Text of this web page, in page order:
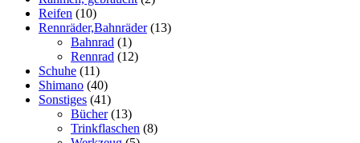
Reifen (10)
Rennräder,Bahnräder (13)
Bahnrad (1)
Rennrad (12)
Schuhe (11)
Shimano (40)
Sonstiges (41)
Bücher (13)
Trinkflaschen (8)